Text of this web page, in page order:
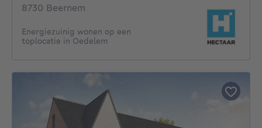
8730 Beernem
Energiezuinig wonen op een
toplocatie in Oedelem